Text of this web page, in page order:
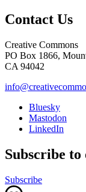
Contact Us
Creative Commons
PO Box 1866,
CA 94042
Bluesky
Mastodon
LinkedIn
Subscribe
Subscribe